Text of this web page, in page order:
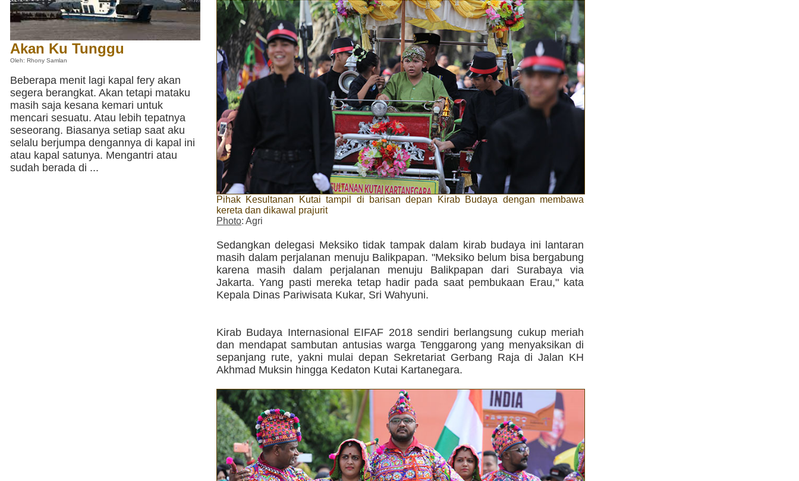
Akan Ku Tunggu
Oleh: Rhony Samlan
Beberapa menit lagi kapal fery akan
segera berangkat. Akan tetapi mataku
masih saja kesana kemari untuk
mencari sesuatu. Atau lebih tepatnya
seseorang. Biasanya setiap saat aku
selalu berjumpa dengannya di kapal ini
atau kapal satunya. Mengantri atau
sudah berada di ...
Pihak Kesultanan Kutai tampil di barisan depan Kirab Budaya dengan membawa
kereta dan dikawal prajurit
Photo: Agri
Sedangkan delegasi Meksiko tidak tampak dalam kirab budaya ini lantaran
masih dalam perjalanan menuju Balikpapan. "Meksiko belum bisa bergabung
karena masih dalam perjalanan menuju Balikpapan dari Surabaya via
Jakarta. Yang pasti mereka tetap hadir pada saat pembukaan Erau," kata
Kepala Dinas Pariwisata Kukar, Sri Wahyuni.
Kirab Budaya Internasional EIFAF 2018 sendiri berlangsung cukup meriah
dan mendapat sambutan antusias warga Tenggarong yang menyaksikan di
sepanjang rute, yakni mulai depan Sekretariat Gerbang Raja di Jalan KH
Akhmad Muksin hingga Kedaton Kutai Kartanegara.